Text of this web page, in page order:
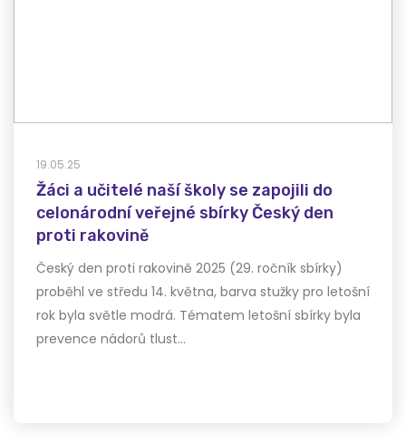
19.05.25
Žáci a učitelé naší školy se zapojili do
celonárodní veřejné sbírky Český den
proti rakovině
Český den proti rakovině 2025 (29. ročník sbírky)
proběhl ve středu 14. května, barva stužky pro letošní
rok byla světle modrá. Tématem letošní sbírky byla
prevence nádorů tlust…